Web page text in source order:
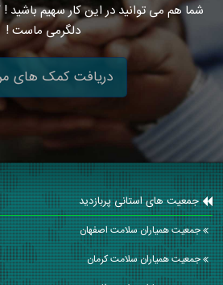
شما هم می توانید در این کار سهیم
دلگرمی ماست !
دریافت کمک های
جمعیت های استانی پربازدید
جمعیت همیاران سلامت اصفهان
جمعیت همیاران سلامت كرمان